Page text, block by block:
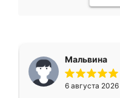
Мальвина
6 августа 2026